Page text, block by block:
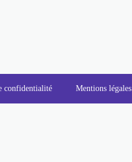
confidentialité Mentions légales